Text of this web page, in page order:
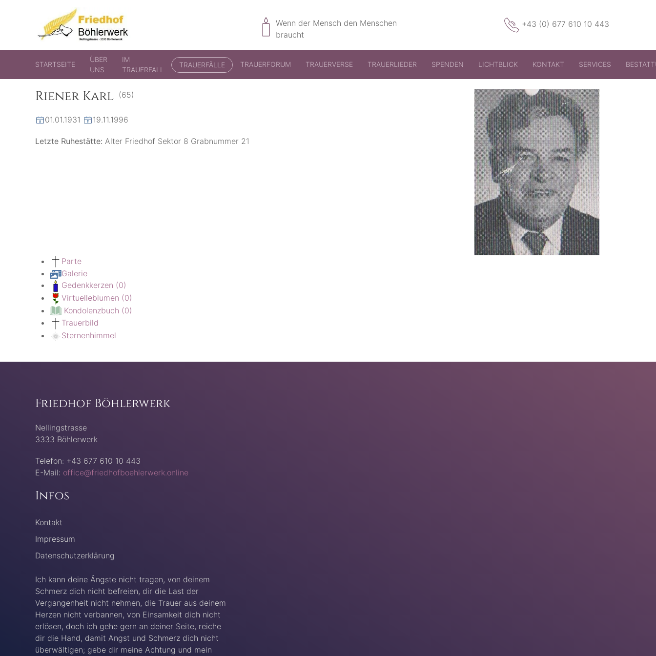
Friedhof Böhlerwerk
der virtuelle Friedhof von Böhlerwerk
Wenn der Mensch den Menschen
braucht
+43 (0) 677 610 10 443
STARTSEITE
ÜBER
UNS
IM
TRAUERFALL
TRAUERFÄLLE TRAUERFORUM TRAUERVERSE TRAUERLIEDER SPENDEN LICHTBLICK KONTAKT SERVICES
Riener Karl (65)
01.01.1931 19.11.1996
Letzte Ruhestätte: Alter Friedhof Sektor 8 Grabnummer 21
Parte
Galerie
Gedenkkerzen (0)
Virtuelleblumen (0)
Kondolenzbuch (0)
Trauerbild
Sternenhimmel
Friedhof Böhlerwerk
Nellingstrasse
3333 Böhlerwerk
Telefon: +43 677 610 10 443
E-Mail: office@friedhofboehlerwerk.online
Infos
Kontakt
Impressum
Datenschutzerklärung
Ich kann deine Ängste nicht tragen, von deinem
Schmerz dich nicht befreien, dir die Last der
Vergangenheit nicht nehmen, die Trauer aus deinem
Herzen nicht verbannen, von Einsamkeit dich nicht
erlösen, doch ich gehe gern an deiner Seite, reiche
dir die Hand, damit Angst und Schmerz dich nicht
überwältigen; gebe dir meine Achtung und mein